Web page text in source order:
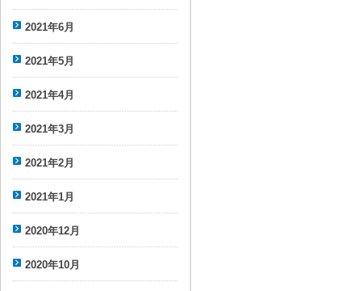
2021年6月
2021年5月
2021年4月
2021年3月
2021年2月
2021年1月
2020年12月
2020年10月